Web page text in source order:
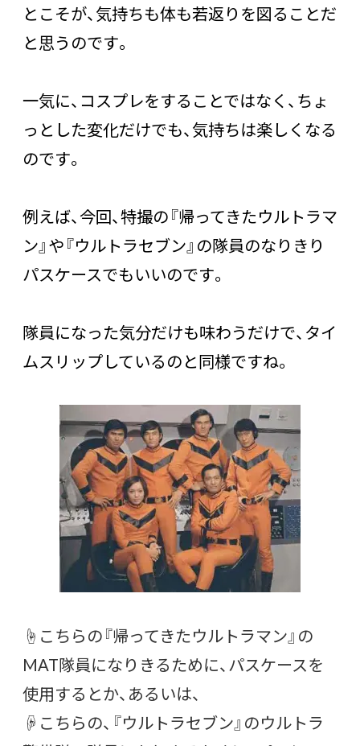
とこそが、気持ちも体も若返りを図ることだ
と思うのです。
一気に、コスプレをすることではなく、ちょ
っとした変化だけでも、気持ちは楽しくなる
のです。
例えば、今回、特撮の『帰ってきたウルトラマ
ン』や『ウルトラセブン』の隊員のなりきり
パスケースでもいいのです。
隊員になった気分だけも味わうだけで、タイ
ムスリップしているのと同様ですね。
☝こちらの『帰ってきたウルトラマン』の
MAT隊員になりきるために、パスケースを
使用するとか、あるいは、
☟こちらの、『ウルトラセブン』のウルトラ